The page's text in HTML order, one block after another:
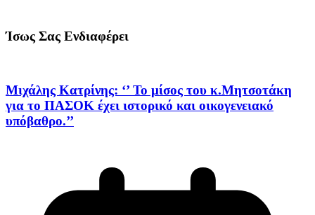
Ίσως Σας Ενδιαφέρει
Μιχάλης Κατρίνης: ‘’ Το μίσος του κ.Μητσοτάκη
για το ΠΑΣΟΚ έχει ιστορικό και οικογενειακό
υπόβαθρο.’’